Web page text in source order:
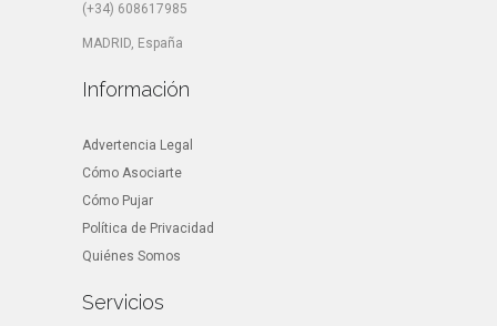
(+34) 608617985
MADRID, España
Información
Advertencia Legal
Cómo Asociarte
Cómo Pujar
Política de Privacidad
Quiénes Somos
Servicios